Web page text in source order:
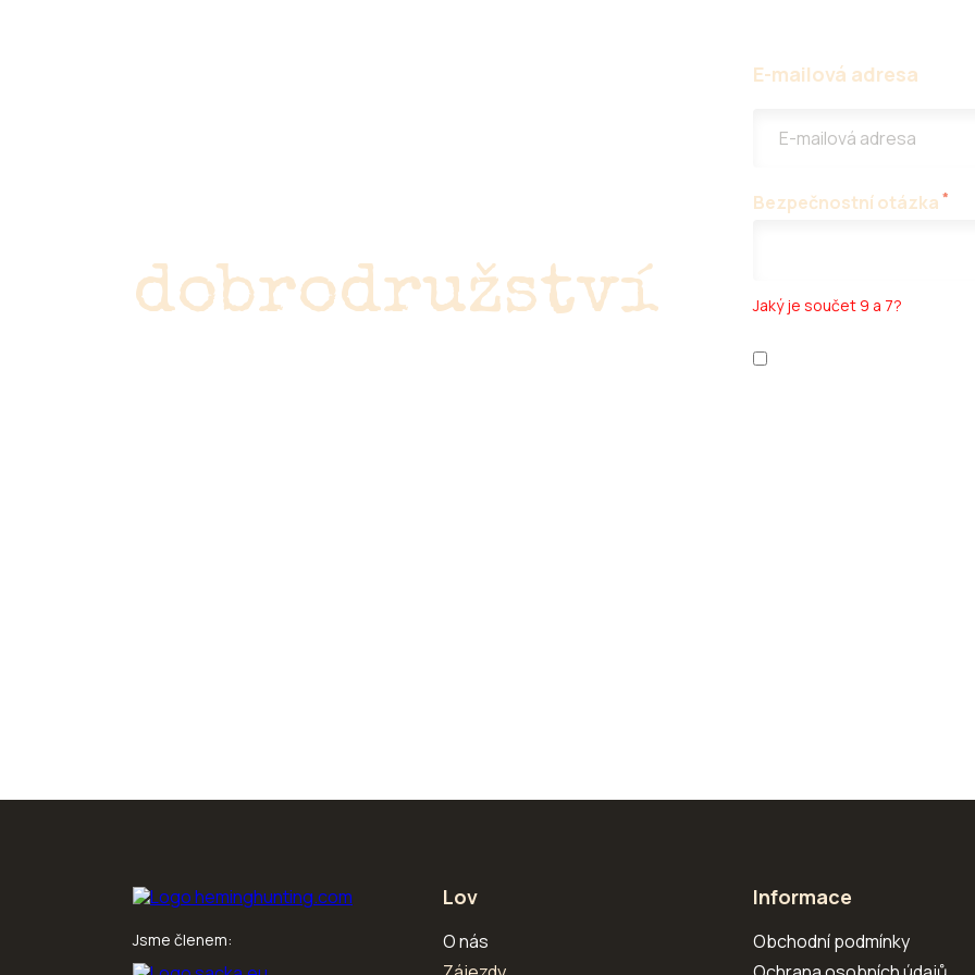
dobrodružství
E-mailová adresa
Bezpečnostní otázka *
Jaký je součet 9 a 7?
Jsme členem:
Lov
O nás
Informace
Obchodní podmínky